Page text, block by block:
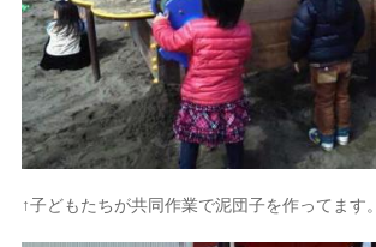
↑子どもたちが共同作業で泥団子を作ってます。